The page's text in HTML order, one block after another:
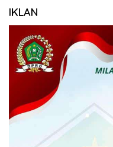
IKLAN